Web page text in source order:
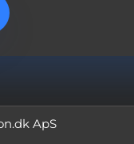
ApS